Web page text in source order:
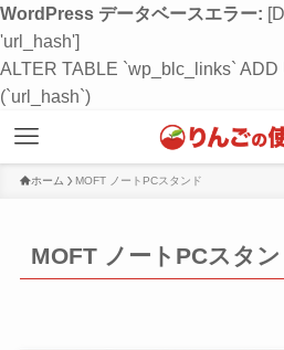
WordPress データベースエラー:
'url_hash']
ALTER TABLE `wp_blc_links`
(`url_hash`)
ホーム MOFT ノートPCスタンド
MOFT ノートPCスタン